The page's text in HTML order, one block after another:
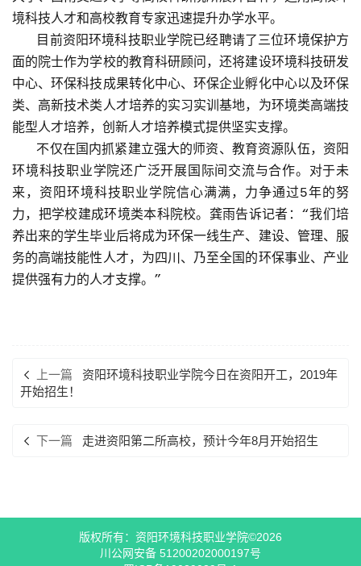
境科技人才和高校教育专家迅速提升办学水平。
目前资阳环境科技职业学院已经聘请了三位环境保护方
面的院士作为学校的教育科研顾问，还将建设环境科技研发
中心、环保科技成果转化中心、环保企业孵化中心以及环保
类、高新技术类人才培养的实习实训基地，为环境类高端技
能型人才培养，创新人才培养模式提供坚实支撑。
不仅在国内抓紧建立强大的师资、教育资源队伍，资阳
环境科技职业学院还广泛开展国际间交流与合作。对于未
来，资阳环境科技职业学院信心满满，力争通过5年的努
力，把学校建成环境类本科院校。龚雨告诉记者：“我们培
养出来的学生毕业后将成为环保一线生产、建设、管理、服
务的高端技能性人才，为四川、乃至全国的环保事业、产业
提供强有力的人才支撑。”
上一篇
资阳环境科技职业学院今日在资阳开工，2019年
开始招生！
下一篇 走进资阳第二所高校，预计今年8月开始招生
版权所有：资阳环境科技职业学院©2026
川公网安备 51200202000197号